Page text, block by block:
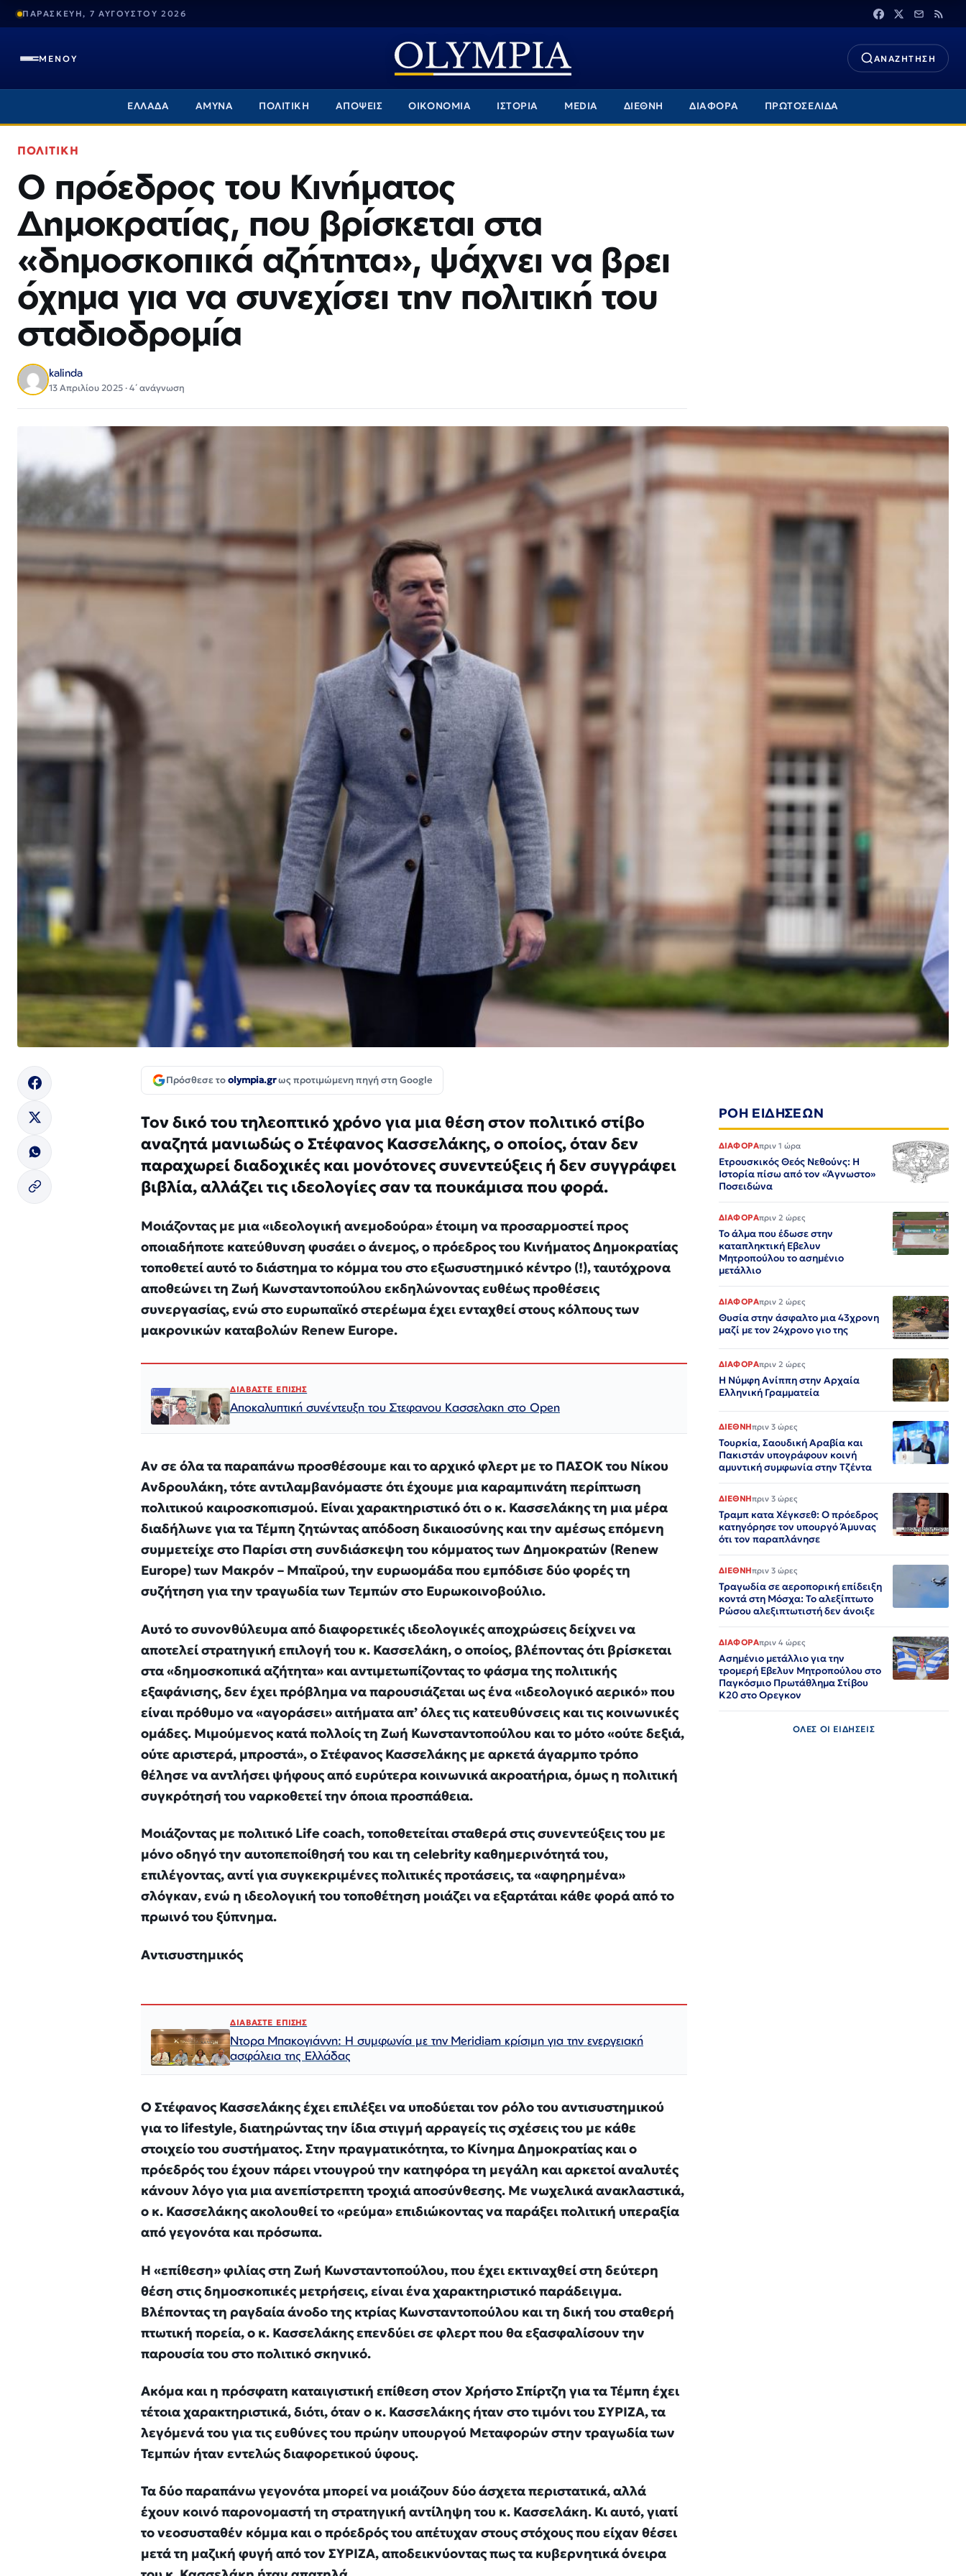
ΠΑΡΑΣΚΕΥΗ, 7 ΑΥΓΟΥΣΤΟΥ 2026
ΜΕΝΟΥ ΑΝΑΖΗΤΗΣΗ
ΕΛΛΑΔΑ ΑΜΥΝΑ ΠΟΛΙΤΙΚΗ ΑΠΟΨΕΙΣ ΟΙΚΟΝΟΜΙΑ ΙΣΤΟΡΙΑ MEDIA ΔΙΕΘΝΗ ΔΙΑΦΟΡΑ ΠΡΩΤΟΣΕΛΙΔΑ
ΠΟΛΙΤΙΚΗ
Ο πρόεδρος του Κινήματος
Δημοκρατίας, που βρίσκεται στα
«δημοσκοπικά αζήτητα», ψάχνει να βρει
όχημα για να συνεχίσει την πολιτική του
σταδιοδρομία
kalinda
13 Απριλίου 2025 · 4΄ ανάγνωση
Πρόσθεσε τοolympia.grως προτιμώμενη πηγή στη Google
Τον δικό του τηλεοπτικό χρόνο για μια θέση στον πολιτικό στίβο
αναζητά μανιωδώς ο Στέφανος Κασσελάκης, ο οποίος, όταν δεν
παραχωρεί διαδοχικές και μονότονες συνεντεύξεις ή δεν συγγράφει
βιβλία, αλλάζει τις ιδεολογίες σαν τα πουκάμισα που φορά.
Μοιάζοντας με μια «ιδεολογική ανεμοδούρα» έτοιμη να προσαρμοστεί προς
οποιαδήποτε κατεύθυνση φυσάει ο άνεμος, ο πρόεδρος του Κινήματος Δημοκρατίας
τοποθετεί αυτό το διάστημα το κόμμα του στο εξωσυστημικό κέντρο (!), ταυτόχρονα
αποθεώνει τη Ζωή Κωνσταντοπούλου εκδηλώνοντας ευθέως προθέσεις
συνεργασίας, ενώ στο ευρωπαϊκό στερέωμα έχει ενταχθεί στους κόλπους των
μακρονικών καταβολών Renew Europe.
ΔΙΑΒΑΣΤΕ ΕΠΙΣΗΣ
Αποκαλυπτική συνέντευξη του Στεφανου Κασσελακη στο Open
Αν σε όλα τα παραπάνω προσθέσουμε και το αρχικό φλερτ με το ΠΑΣΟΚ του Νίκου
Ανδρουλάκη, τότε αντιλαμβανόμαστε ότι έχουμε μια καραμπινάτη περίπτωση
πολιτικού καιροσκοπισμού. Είναι χαρακτηριστικό ότι ο κ. Κασσελάκης τη μια μέρα
διαδήλωνε για τα Τέμπη ζητώντας απόδοση δικαιοσύνης και την αμέσως επόμενη
συμμετείχε στο Παρίσι στη συνδιάσκεψη του κόμματος των Δημοκρατών (Renew
Europe) των Μακρόν – Μπαϊρού, την ευρωομάδα που εμπόδισε δύο φορές τη
συζήτηση για την τραγωδία των Τεμπών στο Ευρωκοινοβούλιο.
Αυτό το συνονθύλευμα από διαφορετικές ιδεολογικές αποχρώσεις δείχνει να
αποτελεί στρατηγική επιλογή του κ. Κασσελάκη, ο οποίος, βλέποντας ότι βρίσκεται
στα «δημοσκοπικά αζήτητα» και αντιμετωπίζοντας το φάσμα της πολιτικής
εξαφάνισης, δεν έχει πρόβλημα να παρουσιάζεται ως ένα «ιδεολογικό αερικό» που
είναι πρόθυμο να «αγοράσει» αιτήματα απ’ όλες τις κατευθύνσεις και τις κοινωνικές
ομάδες. Μιμούμενος κατά πολλοίς τη Ζωή Κωνσταντοπούλου και το μότο «ούτε δεξιά,
ούτε αριστερά, μπροστά», ο Στέφανος Κασσελάκης με αρκετά άγαρμπο τρόπο
θέλησε να αντλήσει ψήφους από ευρύτερα κοινωνικά ακροατήρια, όμως η πολιτική
συγκρότησή του ναρκοθετεί την όποια προσπάθεια.
Μοιάζοντας με πολιτικό Life coach, τοποθετείται σταθερά στις συνεντεύξεις του με
μόνο οδηγό την αυτοπεποίθησή του και τη celebrity καθημερινότητά του,
επιλέγοντας, αντί για συγκεκριμένες πολιτικές προτάσεις, τα «αφηρημένα»
σλόγκαν, ενώ η ιδεολογική του τοποθέτηση μοιάζει να εξαρτάται κάθε φορά από το
πρωινό του ξύπνημα.
Αντισυστημικός
ΔΙΑΒΑΣΤΕ ΕΠΙΣΗΣ
Ντορα Μπακογιάννη: Η συμφωνία με την Meridiam κρίσιμη για την ενεργειακή
ασφάλεια της Ελλάδας
Ο Στέφανος Κασσελάκης έχει επιλέξει να υποδύεται τον ρόλο του αντισυστημικού
για το lifestyle, διατηρώντας την ίδια στιγμή αρραγείς τις σχέσεις του με κάθε
στοιχείο του συστήματος. Στην πραγματικότητα, το Κίνημα Δημοκρατίας και ο
πρόεδρός του έχουν πάρει ντουγρού την κατηφόρα τη μεγάλη και αρκετοί αναλυτές
κάνουν λόγο για μια ανεπίστρεπτη τροχιά αποσύνθεσης. Με νωχελικά ανακλαστικά,
ο κ. Κασσελάκης ακολουθεί το «ρεύμα» επιδιώκοντας να παράξει πολιτική υπεραξία
από γεγονότα και πρόσωπα.
Η «επίθεση» φιλίας στη Ζωή Κωνσταντοπούλου, που έχει εκτιναχθεί στη δεύτερη
θέση στις δημοσκοπικές μετρήσεις, είναι ένα χαρακτηριστικό παράδειγμα.
Βλέποντας τη ραγδαία άνοδο της κτρίας Κωνσταντοπούλου και τη δική του σταθερή
πτωτική πορεία, ο κ. Κασσελάκης επενδύει σε φλερτ που θα εξασφαλίσουν την
παρουσία του στο πολιτικό σκηνικό.
Ακόμα και η πρόσφατη καταιγιστική επίθεση στον Χρήστο Σπίρτζη για τα Τέμπη έχει
τέτοια χαρακτηριστικά, διότι, όταν ο κ. Κασσελάκης ήταν στο τιμόνι του ΣΥΡΙΖΑ, τα
λεγόμενά του για τις ευθύνες του πρώην υπουργού Μεταφορών στην τραγωδία των
Τεμπών ήταν εντελώς διαφορετικού ύφους.
Τα δύο παραπάνω γεγονότα μπορεί να μοιάζουν δύο άσχετα περιστατικά, αλλά
έχουν κοινό παρονομαστή τη στρατηγική αντίληψη του κ. Κασσελάκη. Κι αυτό, γιατί
το νεοσυσταθέν κόμμα και ο πρόεδρός του απέτυχαν στους στόχους που είχαν θέσει
μετά τη μαζική φυγή από τον ΣΥΡΙΖΑ, αποδεικνύοντας πως τα κυβερνητικά όνειρα
ΡΟΗ ΕΙΔΗΣΕΩΝ
ΔΙΑΦΟΡΑπριν 1 ώρα
Ετρουσκικός Θεός Νεθούνς: Η
Ιστορία πίσω από τον «Άγνωστο»
Ποσειδώνα
ΔΙΑΦΟΡΑπριν 2 ώρες
Το άλμα που έδωσε στην
καταπληκτική Εβελυν
Μητροπούλου το ασημένιο
μετάλλιο
ΔΙΑΦΟΡΑπριν 2 ώρες
Θυσία στην άσφαλτο μια 43χρονη
μαζί με τον 24χρονο γιο της
ΔΙΑΦΟΡΑπριν 2 ώρες
Η Νύμφη Ανίππη στην Αρχαία
Ελληνική Γραμματεία
ΔΙΕΘΝΗπριν 3 ώρες
Τουρκία, Σαουδική Αραβία και
Πακιστάν υπογράφουν κοινή
αμυντική συμφωνία στην Τζέντα
ΔΙΕΘΝΗπριν 3 ώρες
Τραμπ κατα Χέγκσεθ: Ο πρόεδρος
κατηγόρησε τον υπουργό Άμυνας
ότι τον παραπλάνησε
ΔΙΕΘΝΗπριν 3 ώρες
Τραγωδία σε αεροπορική επίδειξη
κοντά στη Μόσχα: Το αλεξίπτωτο
Ρώσου αλεξιπτωτιστή δεν άνοιξε
ΔΙΑΦΟΡΑπριν 4 ώρες
Ασημένιο μετάλλιο για την
τρομερή Εβελυν Μητροπούλου στο
Παγκόσμιο Πρωτάθλημα Στίβου
Κ20 στο Ορεγκον
ΟΛΕΣ ΟΙ ΕΙΔΗΣΕΙΣ